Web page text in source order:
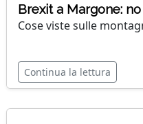
Brexit a Margone:
Cose viste sulle
Continua la lettura